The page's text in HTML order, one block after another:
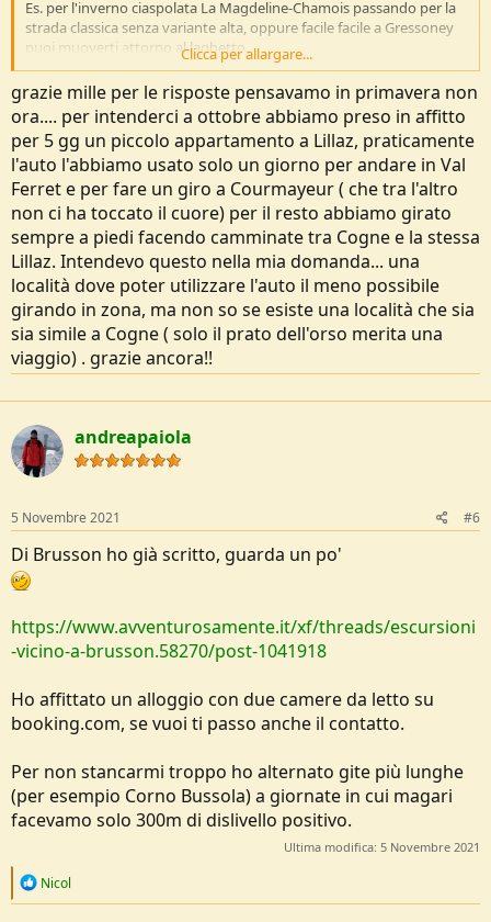
Es. per l'inverno ciaspolata La Magdeline-Chamois passando per la
strada classica senza variante alta, oppure facile facile a Gressoney
puoi muoverti attorno al laghetto.
Per l'estate si apre un mondo, se ci mettiamo ad elencare tutte le
possibilità non finiamo più, se hai voglia guarda il sito, trovi anche
un po' di webcam che ti chiariscono le condizioni della zona che hai
scelto.
Clicca per allargare...
grazie mille per le risposte pensavamo in primavera non
ora.... per intenderci a ottobre abbiamo preso in affitto
per 5 gg un piccolo appartamento a Lillaz, praticamente
l'auto l'abbiamo usato solo un giorno per andare in Val
Ferret e per fare un giro a Courmayeur ( che tra l'altro
non ci ha toccato il cuore) per il resto abbiamo girato
sempre a piedi facendo camminate tra Cogne e la stessa
Lillaz. Intendevo questo nella mia domanda... una
località dove poter utilizzare l'auto il meno possibile
girando in zona, ma non so se esiste una località che sia
sia simile a Cogne ( solo il prato dell'orso merita una
viaggio) . grazie ancora!!
andreapaiola
5 Novembre 2021 #6
Di Brusson ho già scritto, guarda un po'
https://www.avventurosamente.it/xf/threads/escursioni
-vicino-a-brusson.58270/post-1041918
Ho affittato un alloggio con due camere da letto su
booking.com, se vuoi ti passo anche il contatto.
Per non stancarmi troppo ho alternato gite più lunghe
(per esempio Corno Bussola) a giornate in cui magari
facevamo solo 300m di dislivello positivo.
Ultima modifica: 5 Novembre 2021
R
Nicol